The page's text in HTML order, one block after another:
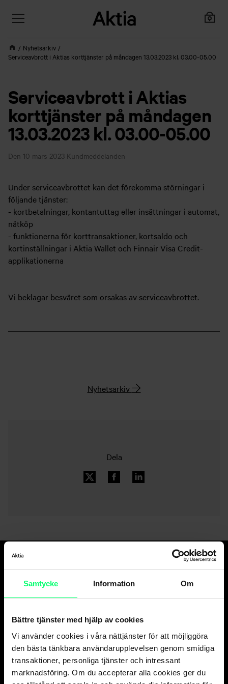
Samtycke Information Om
Bättre tjänster med hjälp av cookies
Vi använder cookies i våra nättjänster för att möjliggöra
den bästa tänkbara användarupplevelsen genom smidiga
transaktioner, personliga tjänster och intressant
marknadsföring. Om du accepterar alla cookies ger du
Nyhetsarkiv
Serviceavbrott i Aktias korttjänster på måndagen 13.03.2023 kl. 03.00-05.00
Serviceavbrott i Aktias
korttjänster på måndagen
13.03.2023 kl. 03.00-05.00
Den 10 mars 2023 Kundmeddelanden
Under serviceavbrottet kan det förekomma störningar i
följande tjänster:
- kortbetalningar, kontantuttag eller insättningar i automat,
nätköp
- funktionerna för korttransaktioner, kortsaldo och
kortinställningar i Aktia Wallet och Finnair Visa Credit-
applikationerna
Vi beklagar besväret som orsakas av serviceavbrottet.
Nyhetsarkiv
Dela
Den goda banken.
Och suveräna
Kundservice
Privatkunder
vard. 8-18